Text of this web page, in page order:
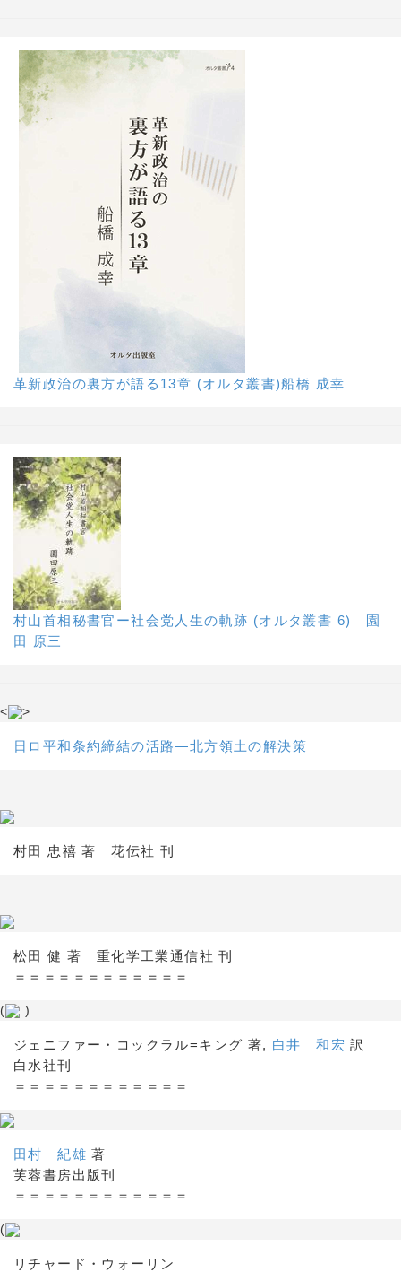
革新政治の裏方が語る13章 (オルタ叢書)船橋 成幸
村山首相秘書官ー社会党人生の軌跡 (オルタ叢書 6) 園
田 原三
< >
日ロ平和条約締結の活路―北方領土の解決策
村田 忠禧 著 花伝社 刊
松田 健 著 重化学工業通信社 刊
＝＝＝＝＝＝＝＝＝＝＝＝
( )
ジェニファー・コックラル=キング 著, 白井 和宏 訳
白水社刊
＝＝＝＝＝＝＝＝＝＝＝＝
田村 紀雄 著
芙蓉書房出版刊
＝＝＝＝＝＝＝＝＝＝＝＝
(
リチャード・ウォーリン